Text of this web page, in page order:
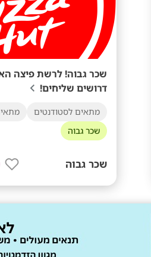
שכר גבוה! לרשת פיצה
דרושים שליחים!
מתאים לסטודנטים
שכר גבוה
שכר גבוה